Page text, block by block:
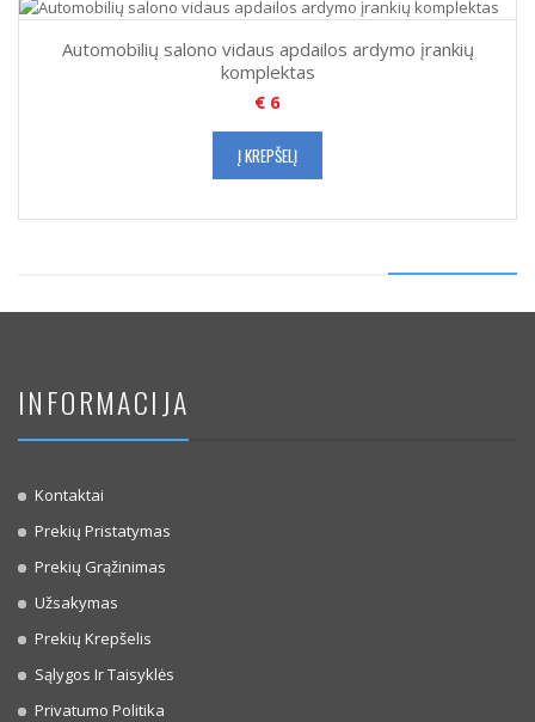
Automobilių salono vidaus apdailos ardymo įrankių
komplektas
€ 6
Į KREPŠELĮ
INFORMACIJA
Kontaktai
Prekių Pristatymas
Prekių Grąžinimas
Užsakymas
Prekių Krepšelis
Sąlygos Ir Taisyklės
Privatumo Politika